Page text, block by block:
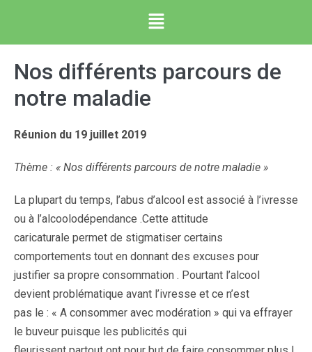
Nos différents parcours de
notre maladie
Réunion du 19 juillet 2019
Thème : « Nos différents parcours de notre maladie »
La plupart du temps, l’abus d’alcool est associé à l’ivresse
ou à l’alcoolodépendance .Cette attitude
caricaturale permet de stigmatiser certains
comportements tout en donnant des excuses pour
justifier sa propre consommation . Pourtant l’alcool
devient problématique avant l’ivresse et ce n’est
pas le : « A consommer avec modération » qui va effrayer
le buveur puisque les publicités qui